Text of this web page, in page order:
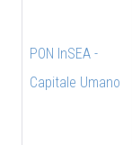
PON InSEA -
Capitale Umano